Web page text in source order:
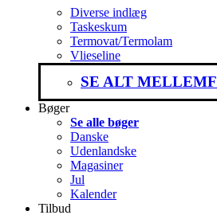
Diverse indlæg
Taskeskum
Termovat/Termolam
Vlieseline
SE ALT
Bøger
Se alle bøger
Danske
Udenlandske
Magasiner
Jul
Kalender
Tilbud